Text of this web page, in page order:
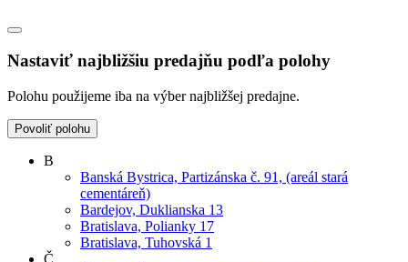
Nastaviť najbližšiu predajňu podľa polohy
Polohu použijeme iba na výber najbližšej predajne.
Povoliť polohu
B
Banská Bystrica, Partizánska č. 91, (areál stará
cementáreň)
Bardejov, Duklianska 13
Bratislava, Polianky 17
Bratislava, Tuhovská 1
Č